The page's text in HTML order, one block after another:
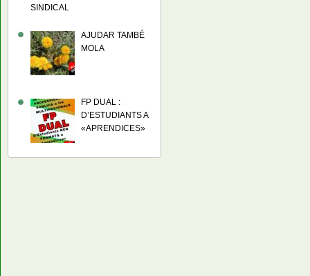
SINDICAL
AJUDAR TAMBÉ
MOLA
FP DUAL :
D’ESTUDIANTS A
«APRENDICES»